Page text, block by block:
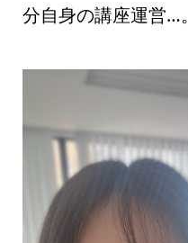
分自身の講座運営…。